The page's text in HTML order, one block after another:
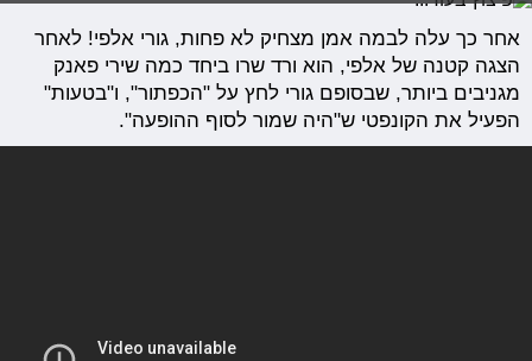
אחר כך עלה לבמה אמן מצחיק לא פחות, גורי אלפי! לאחר
הצגה קטנה של אלפי, הוא ורד שרו ביחד כמה שירי פאנק
מגניבים ביותר, שבסופם גורי לחץ על "הכפתור", ו"בטעות"
הפעיל את הקונפטי ש"היה שמור לסוף ההופעה".